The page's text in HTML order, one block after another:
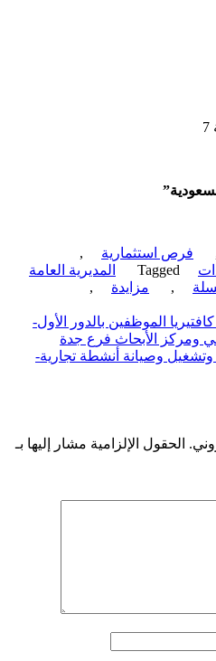
استثمارية
,
Tagged
المديرية العامة
, مزايدة
,
الموظفين بالدور الأول-
الأبحاث فرع جدة
وصيانة أنشطة تجارية-
الحقول الإلزامية مشار إليها بـ